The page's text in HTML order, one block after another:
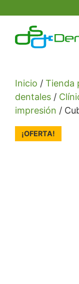
contenido
Inicio / Tienda
dentales /
impresión /
¡OFERTA!